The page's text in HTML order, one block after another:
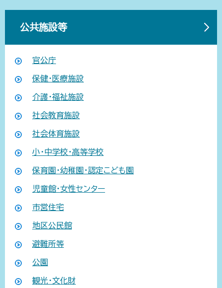
公共施設等
官公庁
保健・医療施設
介護・福祉施設
社会教育施設
社会体育施設
小・中学校・高等学校
保育園・幼稚園・認定こども園
児童館・女性センター
市営住宅
地区公民館
避難所等
公園
観光・文化財